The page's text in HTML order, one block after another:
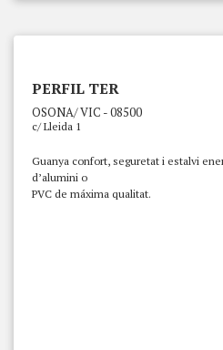
PERFIL TER
OSONA/ VIC - 08500
c/ Lleida 1
Guanya confort, seguretat i estalvi
d’alumini o
PVC de máxima qualitat.